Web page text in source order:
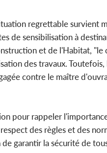
regrettable survient
de sensibilisation à
et de l'Habitat,
des travaux.
contre le maître
pour rappeler
des règles et des
garantir la sécurité de